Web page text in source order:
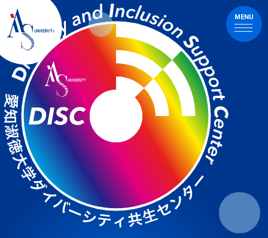
ダイバーシティ共生センター（愛知淑徳大学）
MENU